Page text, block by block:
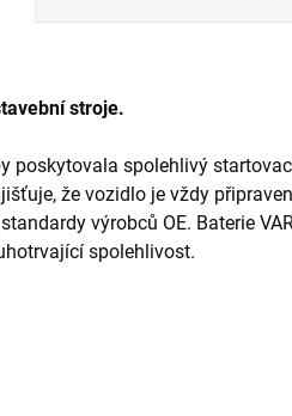
stroje.
poskytovala spolehlivý
že vozidlo je vždy
výrobců OE. Baterie
spolehlivost.